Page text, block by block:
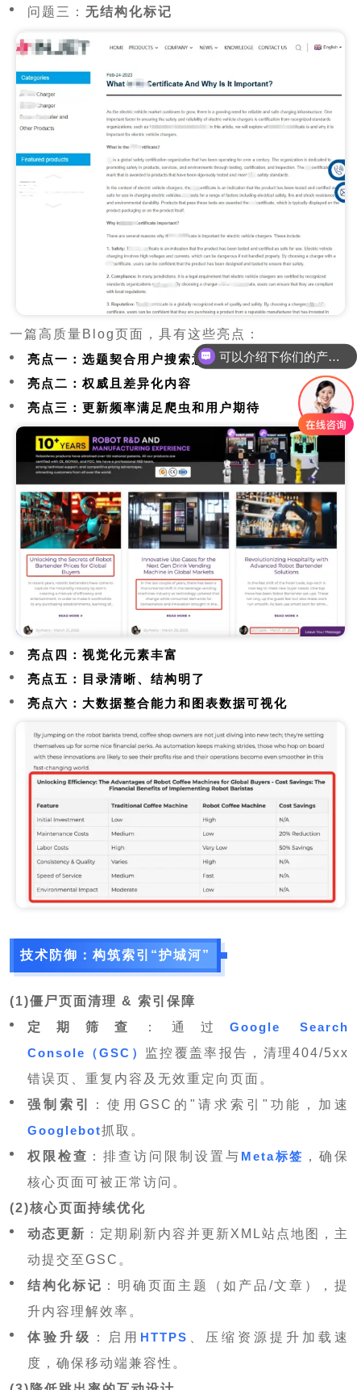
问题三： 无结构化标记
一篇高质量Blog页面，具有这些亮点：
亮点一：选题契合用户搜索意图
亮点二：权威且差异化内容
亮点三：更新频率满足爬虫和用户期待
亮点四：视觉化元素丰富
亮点五：目录清晰、结构明了
亮点六：大数据整合能力和图表数据可视化
技术防御：构筑索引“护城河”
(1)僵尸页面清理 & 索引保障
定期筛查
：通过Google Search
Console（GSC） 监控覆盖率报告，清理404/5xx
错误页、重复内容及无效重定向页面。
强制索引
：使用GSC的"请求索引"功能，加速
Googlebot抓取。
权限检查 ：排查访问限制设置与 Meta标签 ，确保
核心页面可被正常访问。
(2)核心页面持续优化
动态更新 ：定期刷新内容并更新XML站点地图，主
动提交至GSC。
结构化标记 ：明确页面主题（如产品/文章），提
升内容理解效率。
体验升级
：启用 HTTPS
、压缩资源提升加载速
度，确保移动端兼容性。
可以介绍下你们的产品么